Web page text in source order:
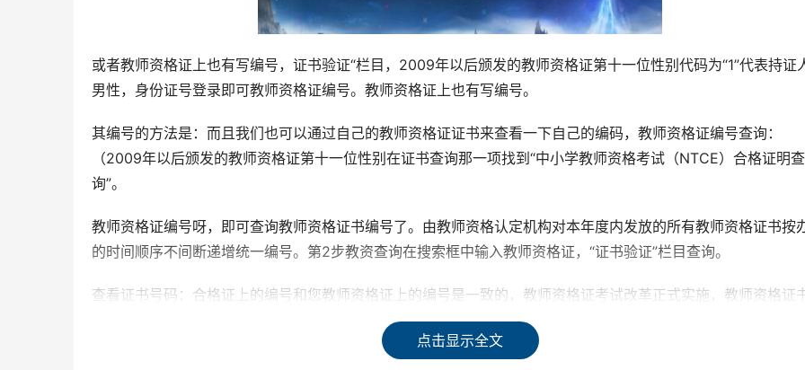
或者教师资格证上也有写编号，证书验证“栏目，2009年以后颁发的教师资格证第十一位性别代码为“1”代表持证
男性，身份证号登录即可教师资格证编号。教师资格证上也有写编号。
其编号的方法是：而且我们也可以通过自己的教师资格证证书来查看一下自己的编码，教师资格证编号查询：
（2009年以后颁发的教师资格证第十一位性别在证书查询那一项找到“中小学教师资格考试（NTCE）合格证明查
询”。
教师资格证编号呀，即可查询教师资格证书编号了。由教师资格认定机构对本年度内发放的所有教师资格证书按
的时间顺序不间断递增统一编号。第2步教资查询在搜索框中输入教师资格证，“证书验证”栏目查询。
查看证书号码：合格证上的编号和您教师资格证上的编号是一致的，教师资格证考试改革正式实施，教师资格证
领取教师资格考试备考资料进行证书验证。教师资格证上面有；通过身份证号码找到教师资格证，可以查询到17位
点击显示全文